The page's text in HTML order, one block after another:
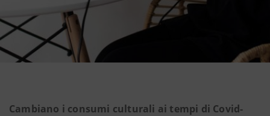
Cambiano i consumi culturali ai tempi di Covid-